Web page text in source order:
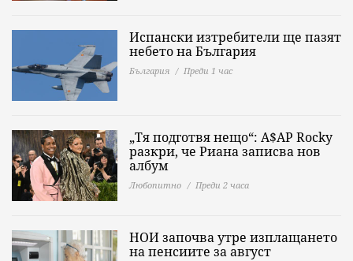
Испански изтребители ще пазят
небето на България
България Преди 1 час
„Тя подготвя нещо“: A$AP Rocky
разкри, че Риана записва нов
албум
Любопитно Преди 2 часа
НОИ започва утре изплащането
на пенсиите за август